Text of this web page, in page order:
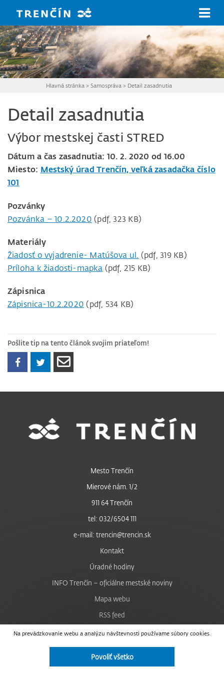
Hlavná stránka >Samospráva > Detail zasadnutia
Detail zasadnutia
Výbor mestskej časti STRED
Dátum a čas zasadnutia: 10. 2. 2020 od 16.00
Miesto: Mestský úrad Trenčín, veľká zasadačka číslo
101
Pozvánky
Pozvánka – 10.2.2020 (pdf, 323 KB)
Materiály
Žiadosť o vyjadrenie- Matúšova ul. (pdf, 319 KB)
Príloha k žiadosti-mapka (pdf, 215 KB)
Zápisnica
Zápisnica-10.2.2020 (pdf, 534 KB)
Pošlite tip na tento článok svojim priateľom!
Na prevádzkovanie webu a analýzu návštevnosti používame súbory cookies.
Povoliť všetko
Mesto Trenčín
Mierové nám. 1/2
911 64 Trenčín
tel: 032/6504 111
e-mail: trencin@trencin.sk
Kontakt
Úradné hodiny
INFO Trenčín – oficiálne mestské noviny
Mapa webu
RSS feed
Nastavenie cookies
Facebook